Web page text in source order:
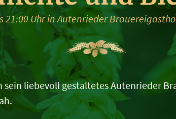
21:00 Uhr in Autenrieder
sein liebevoll gestaltetes Autenrieder